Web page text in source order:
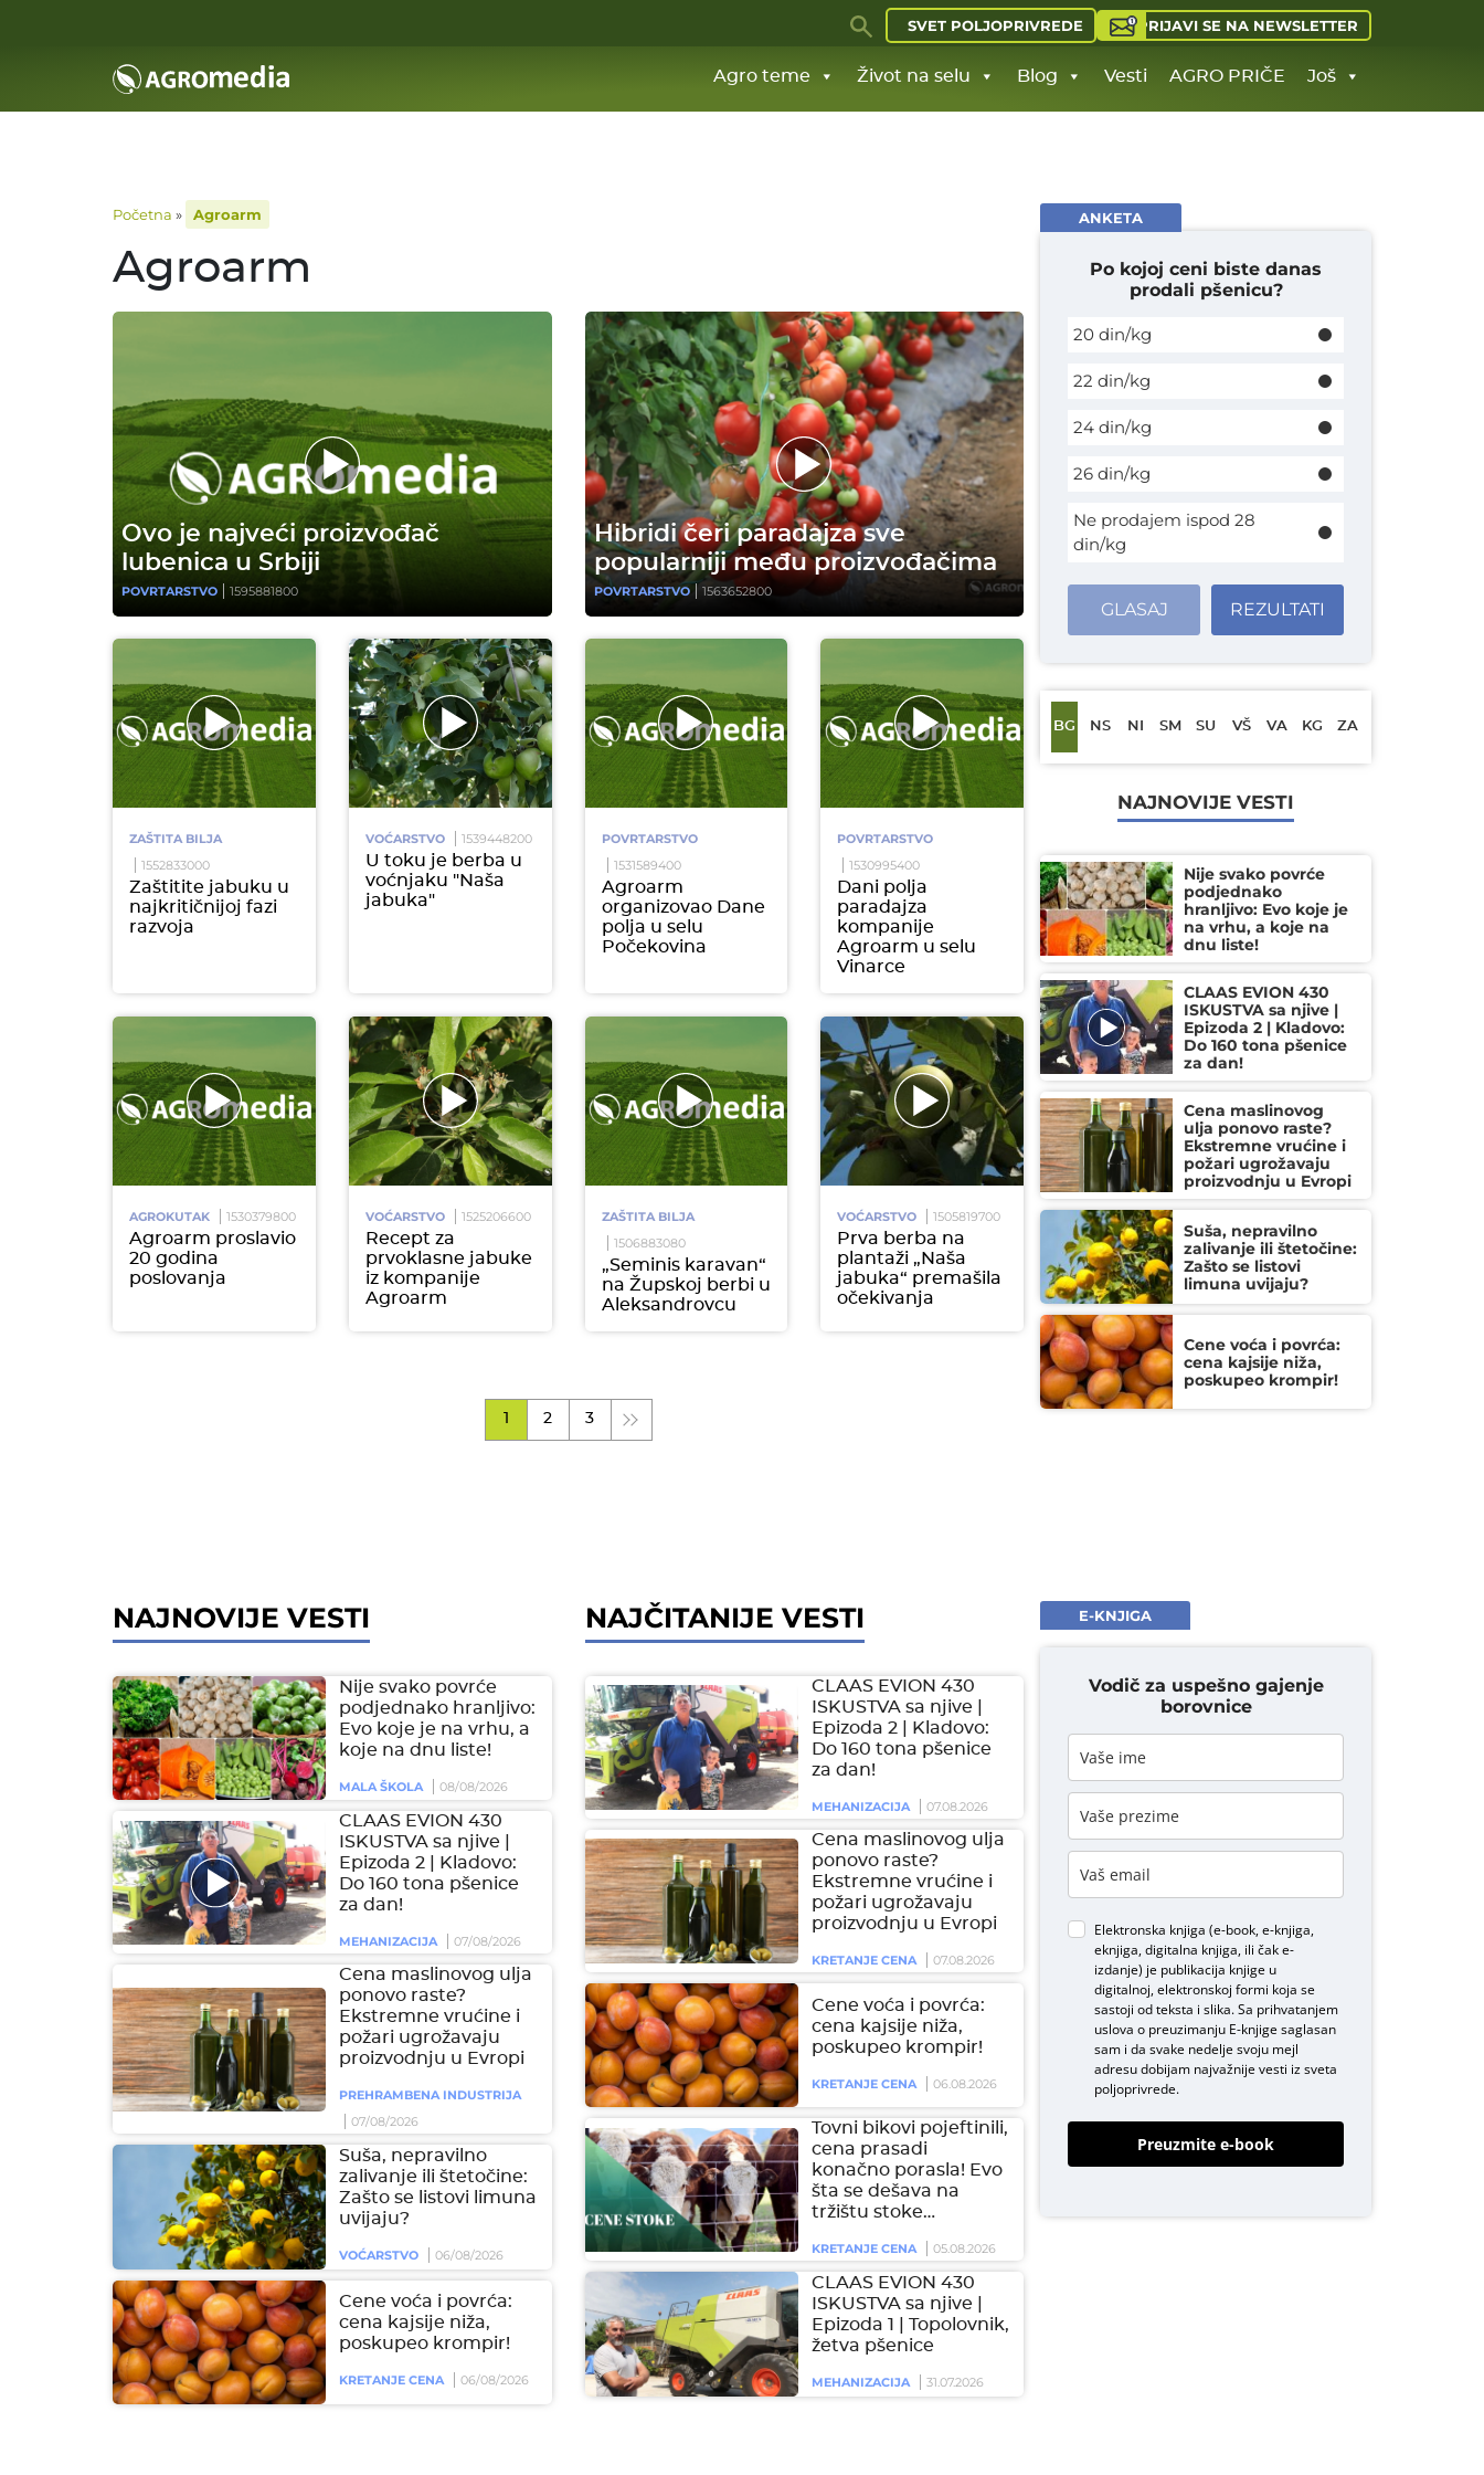
SVET POLJOPRIVREDE PRIJAVI SE NA NEWSLETTER
Agro teme Život na selu Blog Vesti AGRO PRIČE Još
Početna » Agroarm
Agroarm
Ovo je najveći proizvođač
lubenica u Srbiji
POVRTARSTVO 1595881800
Hibridi čeri paradajza sve
popularniji među proizvođačima
POVRTARSTVO 1563652800
ZAŠTITA BILJA
1552833000
Zaštitite jabuku u
najkritičnijoj fazi
razvoja
VOĆARSTVO 1539448200
U toku je berba u
voćnjaku "Naša
jabuka"
POVRTARSTVO
1531589400
Agroarm
organizovao Dane
polja u selu
Počekovina
POVRTARSTVO
1530995400
Dani polja
paradajza
kompanije
Agroarm u selu
Vinarce
AGROKUTAK 1530379800
Agroarm proslavio
20 godina
poslovanja
VOĆARSTVO 1525206600
Recept za
prvoklasne jabuke
iz kompanije
Agroarm
ZAŠTITA BILJA
1506883080
„Seminis karavan“
na Župskoj berbi u
Aleksandrovcu
VOĆARSTVO 1505819700
Prva berba na
plantaži „Naša
jabuka“ premašila
očekivanja
2 3
ANKETA
Po kojoj ceni biste danas
prodali pšenicu?
20 din/kg
22 din/kg
24 din/kg
26 din/kg
Ne prodajem ispod 28
din/kg
GLASAJ REZULTATI
BG NS NI SM SU VŠ VA KG ZA
NAJNOVIJE VESTI
Nije svako povrće
podjednako
hranljivo: Evo koje je
na vrhu, a koje na
dnu liste!
CLAAS EVION 430
ISKUSTVA sa njive |
Epizoda 2 | Kladovo:
Do 160 tona pšenice
za dan!
Cena maslinovog
ulja ponovo raste?
Ekstremne vrućine i
požari ugrožavaju
proizvodnju u Evropi
Suša, nepravilno
zalivanje ili štetočine:
Zašto se listovi
limuna uvijaju?
Cene voća i povrća:
cena kajsije niža,
poskupeo krompir!
NAJNOVIJE VESTI
Nije svako povrće
podjednako hranljivo:
Evo koje je na vrhu, a
koje na dnu liste!
MALA ŠKOLA 08/08/2026
CLAAS EVION 430
ISKUSTVA sa njive |
Epizoda 2 | Kladovo:
Do 160 tona pšenice
za dan!
MEHANIZACIJA 07/08/2026
Cena maslinovog ulja
ponovo raste?
Ekstremne vrućine i
požari ugrožavaju
proizvodnju u Evropi
PREHRAMBENA INDUSTRIJA
07/08/2026
Suša, nepravilno
zalivanje ili štetočine:
Zašto se listovi limuna
uvijaju?
VOĆARSTVO 06/08/2026
Cene voća i povrća:
cena kajsije niža,
poskupeo krompir!
KRETANJE CENA 06/08/2026
NAJČITANIJE VESTI
CLAAS EVION 430
ISKUSTVA sa njive |
Epizoda 2 | Kladovo:
Do 160 tona pšenice
za dan!
MEHANIZACIJA 07.08.2026
Cena maslinovog ulja
ponovo raste?
Ekstremne vrućine i
požari ugrožavaju
proizvodnju u Evropi
KRETANJE CENA 07.08.2026
Cene voća i povrća:
cena kajsije niža,
poskupeo krompir!
KRETANJE CENA 06.08.2026
Tovni bikovi pojeftinili,
cena prasadi
konačno porasla! Evo
šta se dešava na
tržištu stoke…
KRETANJE CENA 05.08.2026
CLAAS EVION 430
ISKUSTVA sa njive |
Epizoda 1 | Topolovnik,
žetva pšenice
MEHANIZACIJA 31.07.2026
E-KNJIGA
Vodič za uspešno gajenje
borovnice
Elektronska knjiga (e-book, e-knjiga,
eknjiga, digitalna knjiga, ili čak e-
izdanje) je publikacija knjige u
digitalnoj, elektronskoj formi koja se
sastoji od teksta i slika. Sa prihvatanjem
uslova o preuzimanju E-knjigesaglasan
sam i da svake nedelje svoju mejl
adresu dobijam najvažnije vesti iz sveta
poljoprivrede.
Preuzmite e-book